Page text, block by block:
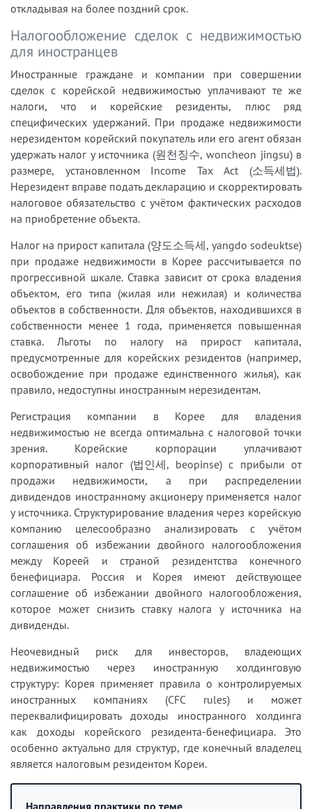
откладывая на более поздний срок.
Налогообложение сделок с недвижимостью
для иностранцев
Иностранные граждане и компании при совершении
сделок с корейской недвижимостью уплачивают те же
налоги, что и корейские резиденты, плюс ряд
специфических удержаний. При продаже недвижимости
нерезидентом корейский покупатель или его агент обязан
удержать налог у источника (원천징수, woncheon jingsu) в
размере, установленном Income Tax Act (소득세법).
Нерезидент вправе подать декларацию и скорректировать
налоговое обязательство с учётом фактических расходов
на приобретение объекта.
Налог на прирост капитала (양도소득세, yangdo sodeuktse)
при продаже недвижимости в Корее рассчитывается по
прогрессивной шкале. Ставка зависит от срока владения
объектом, его типа (жилая или нежилая) и количества
объектов в собственности. Для объектов, находившихся в
собственности менее 1 года, применяется повышенная
ставка. Льготы по налогу на прирост капитала,
предусмотренные для корейских резидентов (например,
освобождение при продаже единственного жилья), как
правило, недоступны иностранным нерезидентам.
Регистрация компании в Корее для владения
недвижимостью не всегда оптимальна с налоговой точки
зрения. Корейские корпорации уплачивают
корпоративный налог (법인세, beopinse) с прибыли от
продажи недвижимости, а при распределении
дивидендов иностранному акционеру применяется налог
у источника. Структурирование владения через корейскую
компанию целесообразно анализировать с учётом
соглашения об избежании двойного налогообложения
между Кореей и страной резидентства конечного
бенефициара. Россия и Корея имеют действующее
соглашение об избежании двойного налогообложения,
которое может снизить ставку налога у источника на
дивиденды.
Неочевидный риск для инвесторов, владеющих
недвижимостью через иностранную холдинговую
структуру: Корея применяет правила о контролируемых
иностранных компаниях (CFC rules) и может
переквалифицировать доходы иностранного холдинга
как доходы корейского резидента-бенефициара. Это
особенно актуально для структур, где конечный владелец
является налоговым резидентом Кореи.
Направления практики по теме